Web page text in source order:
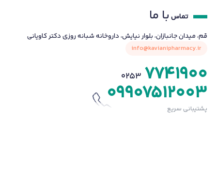
تماس با ما
قم، میدان جانبازان، بلوار نیایش، داروخانه شبانه روزی دکتر کاویانی
info@kavianipharmacy.ir
0253 7741900
09907512003
پشتیبانی سریع